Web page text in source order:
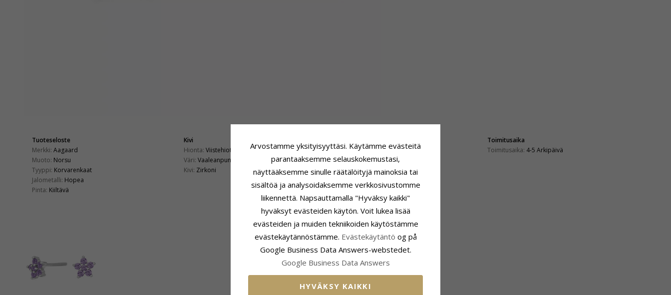
Tuoteseloste
Merkki: Aagaard
Muoto: Norsu
Tyyppi: Korvarenkaat
Jalometalli: Hopea
Pinta: Kiiltävä
Kivi
Hionta: Viistehiottu
Väri: Vaaleanpunainen
Kivi: Zirkoni
Korkeus: 5,0 mm
Leveys:7,5 mm
Toimitusaika
Toimitusaika: 4-5 Arkipäivä
LIITTYVÄT TUOTTEET
Arvostamme yksityisyyttäsi. Käytämme evästeitä
parantaaksemme selauskokemustasi,
näyttääksemme sinulle räätälöityjä mainoksia tai
sisältöä ja analysoidaksemme verkkosivustomme
liikennettä. Napsauttamalla "Hyväksy kaikki"
hyväksyt evästeiden käytön. Voit lukea lisää
evästeiden ja muiden tekniikoiden käytöstämme
evästekäytännöstämme. Evästekäytäntö og på
Google Business Data Answers-webstedet.
Google Business Data Answers
HYVÄKSY KAIKKI